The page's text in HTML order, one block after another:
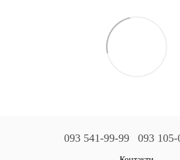
093 541-99-99 093 105-